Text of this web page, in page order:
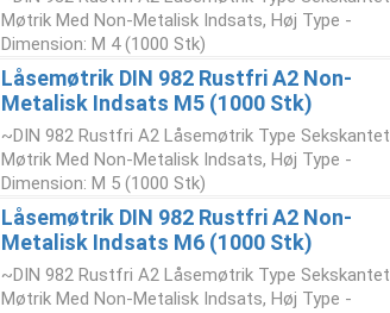
Møtrik Med Non-Metalisk Indsats, Høj Type -
Dimension: M 4 (1000 Stk)
Låsemøtrik DIN 982 Rustfri A2 Non-
Metalisk Indsats M5 (1000 Stk)
~DIN 982 Rustfri A2 Låsemøtrik Type Sekskantet
Møtrik Med Non-Metalisk Indsats, Høj Type -
Dimension: M 5 (1000 Stk)
Låsemøtrik DIN 982 Rustfri A2 Non-
Metalisk Indsats M6 (1000 Stk)
~DIN 982 Rustfri A2 Låsemøtrik Type Sekskantet
Møtrik Med Non-Metalisk Indsats, Høj Type -